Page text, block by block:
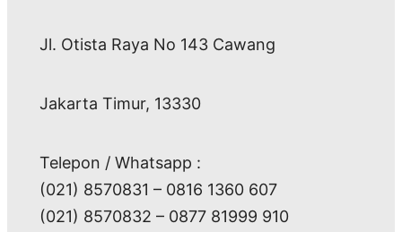
Jl. Otista Raya No 143 Cawang
Jakarta Timur, 13330
Telepon / Whatsapp :
(021) 8570831 – 0816 1360 607
(021) 8570832 – 0877 81999 910